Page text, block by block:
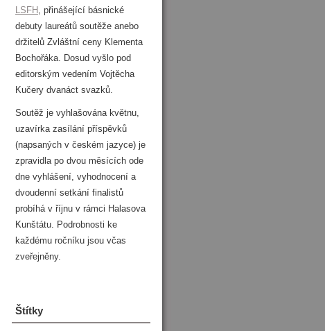
LSFH , přinášející básnické
debuty laureátů soutěže anebo
držitelů Zvláštní ceny Klementa
Bochořáka. Dosud vyšlo pod
editorským vedením Vojtěcha
Kučery dvanáct svazků.
Soutěž je vyhlašována květnu,
uzavírka zasílání příspěvků
(napsaných v českém jazyce) je
zpravidla po dvou měsících ode
dne vyhlášení, vyhodnocení a
dvoudenní setkání finalistů
probíhá v říjnu v rámci Halasova
Kunštátu. Podrobnosti ke
každému ročníku jsou včas
zveřejněny.
Štítky